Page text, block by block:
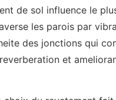
de sol influence le
les parois par
des jonctions qui
et